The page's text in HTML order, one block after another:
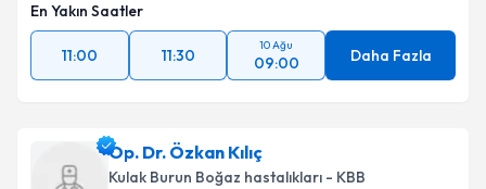
En Yakın Saatler
11:00 11:30
10 Ağu
09:00 Daha Fazla
Op. Dr. Özkan Kılıç
Kulak Burun Boğaz hastalıkları - KBB